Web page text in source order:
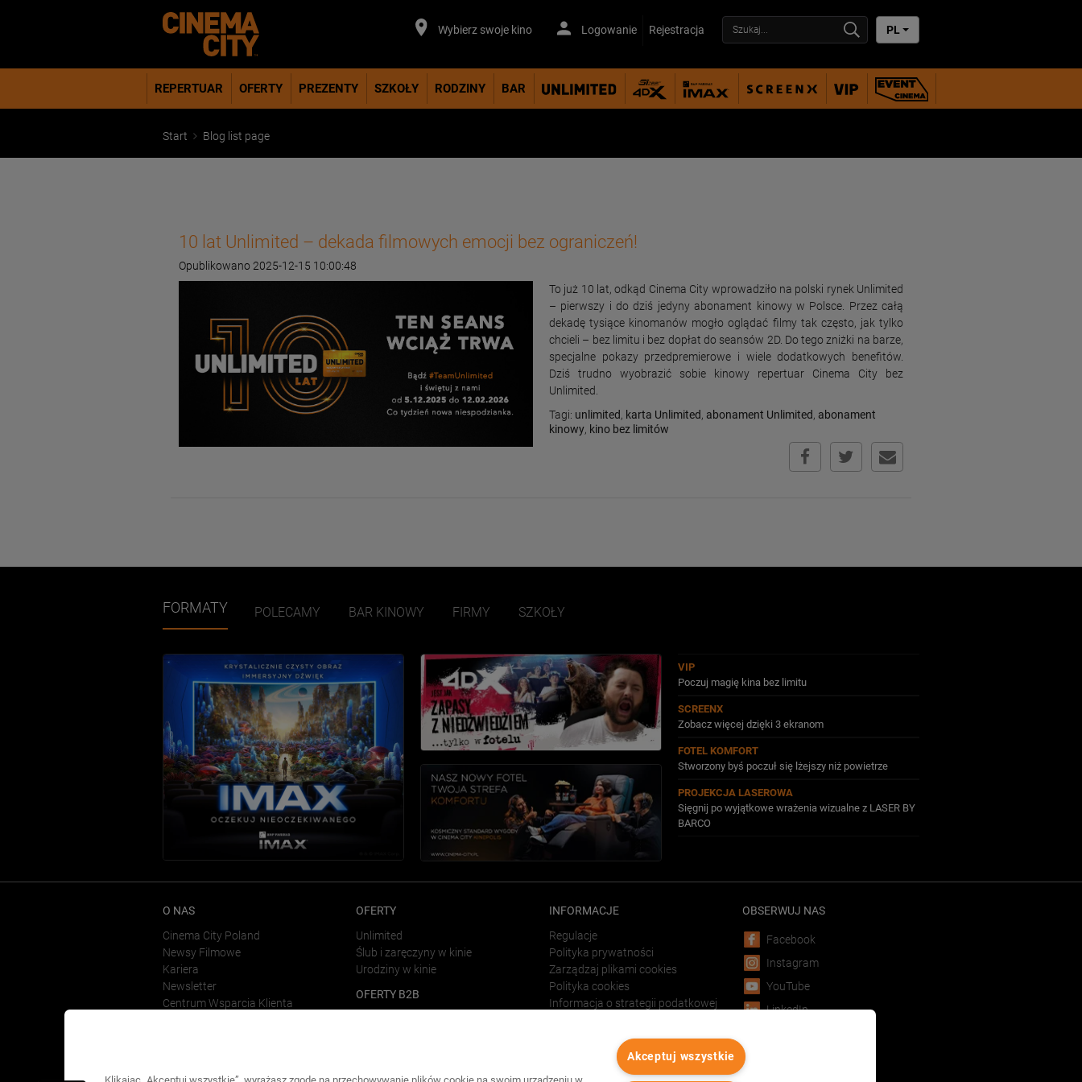
Wybierz swoje kino Logowanie Rejestracja PL
REPERTUAR OFERTY PREZENTY SZKOŁY RODZINY BAR
Start Blog list page
10 lat Unlimited – dekada filmowych emocji bez ograniczeń!
Opublikowano 2025-12-15 10:00:48
To już 10 lat, odkąd Cinema City wprowadziło na polski rynek Unlimited
– pierwszy i do dziś jedyny abonament kinowy w Polsce. Przez całą
dekadę tysiące kinomanów mogło oglądać filmy tak często, jak tylko
chcieli – bez limitu i bez dopłat do seansów 2D. Do tego zniżki na barze,
specjalne pokazy przedpremierowe i wiele dodatkowych benefitów.
Dziś trudno wyobrazić sobie kinowy repertuar Cinema City bez
Unlimited.
Tagi: unlimited, karta Unlimited, abonament Unlimited, abonament
kinowy, kino bez limitów
FORMATY POLECAMY BAR KINOWY FIRMY SZKOŁY
VIP
Poczuj magię kina bez limitu
SCREENX
Zobacz więcej dzięki 3 ekranom
FOTEL KOMFORT
Stworzony byś poczuł się lżejszy niż powietrze
PROJEKCJA LASEROWA
Sięgnij po wyjątkowe wrażenia wizualne z LASER BY
BARCO
O NAS
Cinema City Poland
Newsy Filmowe
Kariera
Newsletter
Centrum Wsparcia Klienta
OFERTY
Unlimited
Ślub i zaręczyny w kinie
Urodziny w kinie
OFERTY B2B
INFORMACJE
Regulacje
Polityka prywatności
Zarządzaj plikami cookies
Polityka cookies
Informacja o strategii podatkowej
Forum Film Poland
Reklama w kinach
OBSERWUJ NAS
Facebook
Instagram
YouTube
LinkedIn
Klikając „Akceptuj wszystkie”, wyrażasz zgodę na przechowywanie plików cookie na swoim urządzeniu w
Akceptuj wszystkie